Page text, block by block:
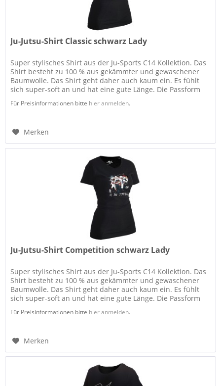
Ju-Jutsu-Shirt Classic schwarz Lady
Super stylisches Shirt aus der Ju-Sports C14 Kollektion. Das
Shirt besteht zu 100 % aus gekämmter und gewaschener
Baumwolle. Das Shirt geht daher auch kaum ein. Es fühlt
sich super-soft an und hat eine gute Länge. Die Passform
Für Preisinformationen bitte hier anmelden.
Merken
Ju-Jutsu-Shirt Competition schwarz Lady
Super stylisches Shirt aus der Ju-Sports C14 Kollektion. Das
Shirt besteht zu 100 % aus gekämmter und gewaschener
Baumwolle. Das Shirt geht daher auch kaum ein. Es fühlt
sich super-soft an und hat eine gute Länge. Die Passform
Für Preisinformationen bitte hier anmelden.
Merken